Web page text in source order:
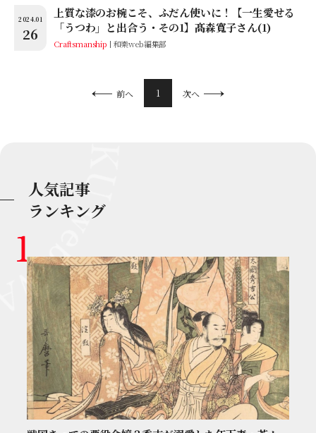
2024.01
26
上質な漆のお椀こそ、ふだん使いに！【一生愛せる
「うつわ」と出合う・その1】髙森寬子さん(1)
Craftsmanship 和樂web編集部
前へ 1 次へ
人気記事
ランキング